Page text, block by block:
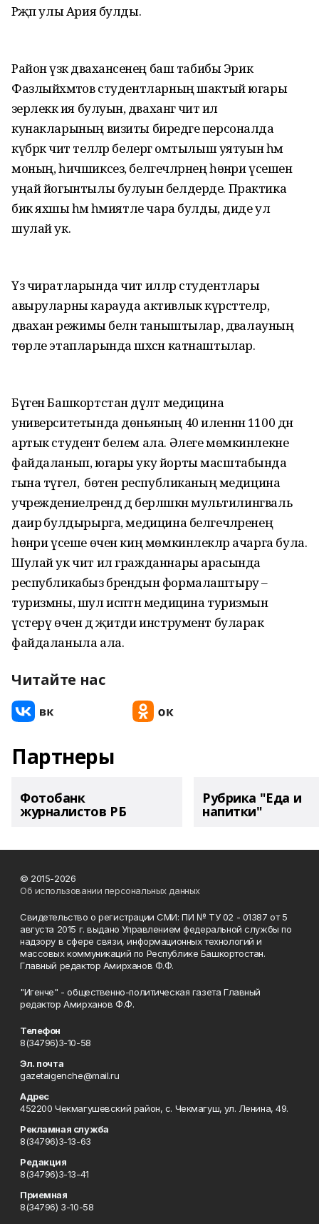
Рәҗәп улы Ария булды.
Район үзәк дәваханәсенең баш табибы Эрик
Фазлыйәхмәтов студентларның шактый югары
әзерлеккә ия булуын, дәваханәгә чит ил
кунакларының визиты биредәге персоналда
күбрәк чит телләр белергә омтылыш уятуын һәм
моның, һичшиксез, белгечләрнең һөнәри үсешенә
уңай йогынтылы булуын белдерде. Практика
бик яхшы һәм әһәмиятле чара булды, диде ул
шулай ук.
Үз чиратларында чит илләр студентлары
авыруларны карауда активлык күрсәттеләр,
дәваханә режимы белән таныштылар, дәвалауның
төрле этапларында шәхсән катнаштылар.
Бүген Башкортстан дәүләт медицина
университетында дөньяның 40 иленнән 1100 дән
артык студент белем ала. Әлеге мөмкинлекне
файдаланып, югары уку йорты масштабында
гына түгел, ә бөтен республиканың медицина
учреждениеләрендә дә берләшкән мультилингваль
даирә булдырырга, медицина белгечләренең
һөнәри үсеше өчен киң мөмкинлекләр ачарга була.
Шулай ук чит ил гражданнары арасында
республикабыз брендын формалаштыру –
туризмны, шул исәптән медицина туризмын
үстерү өчен дә җитди инструмент буларак
файдаланыла ала.
Читайте нас
Партнеры
Фотобанк
журналистов РБ
Рубрика "Еда и
напитки"
© 2015-2026
Об использовании персональных данных
Свидетельство о регистрации СМИ: ПИ № ТУ 02 - 01387 от 5
августа 2015 г. выдано Управлением федеральной службы по
надзору в сфере связи, информационных технологий и
массовых коммуникаций по Республике Башкортостан.
Главный редактор Амирханов Ф.Ф.
"Игенче" - общественно-политическая газета Главный
редактор Амирханов Ф.Ф.
Телефон
8(34796)3-10-58
Эл. почта
gazetaigenche@mail.ru
Адрес
452200 Чекмагушевский район, с. Чекмагуш, ул. Ленина, 49.
Рекламная служба
8(34796)3-13-63
Редакция
8(34796)3-13-41
Приемная
8(34796) 3-10-58